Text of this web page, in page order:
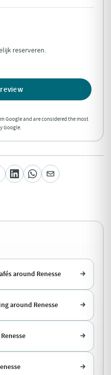
reserveren.
Google and are considered the most
Google.
around Renesse
around Renesse